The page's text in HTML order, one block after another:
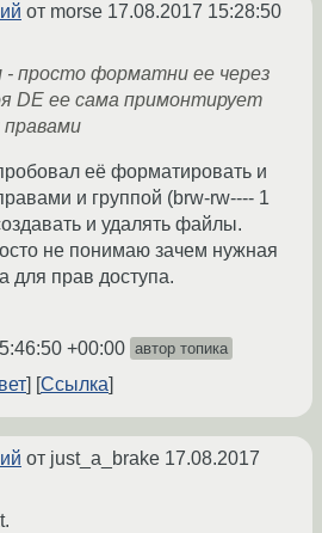
от morse 17.08.2017 15:28:50
просто форматни ее через
DE ее сама примонтирует
её форматировать и
и группой (brw-rw---- 1
и удалять файлы.
не понимаю зачем нужная
для прав доступа.
+00:00 автор топика
Ссылка
от just_a_brake 17.08.2017